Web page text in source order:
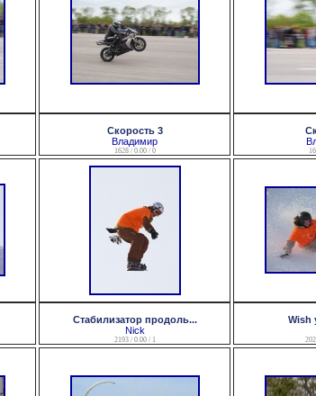
Скорость 3
Владимир
1628 / 0.00 / 0
Стабилизатор продоль...
Nick
2193 / 0.00 / 1
Wish